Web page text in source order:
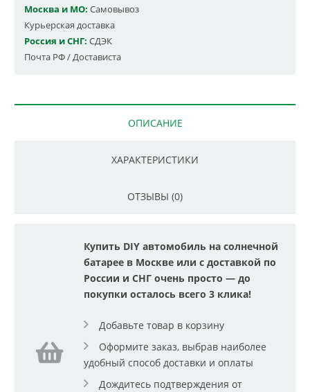
Москва и МО: Самовывоз
Курьерская доставка
Россия и СНГ: СДЭК
Почта РФ / Достависта
ОПИСАНИЕ
ХАРАКТЕРИСТИКИ
ОТЗЫВЫ (0)
Купить DIY автомобиль на солнечной
батарее в Москве или с доставкой по
России и СНГ очень просто — до
покупки осталось всего 3 клика!
Добавьте товар в корзину
Оформите заказ, выбрав наиболее
удобный способ доставки и оплаты
Дождитесь подтверждения от